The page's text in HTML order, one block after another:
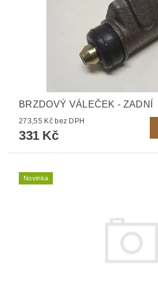
BRZDOVÝ VÁLEČEK - ZADNÍ
273,55 Kč bez DPH
331 Kč
Novinka